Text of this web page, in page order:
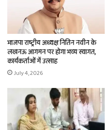
भाजपा राष्ट्रीय अध्यक्ष नितिन नवीन के
लखनऊ आगमन पर होगा भव्य स्वागत,
कार्यकर्ताओं में उत्साह
July 4, 2026